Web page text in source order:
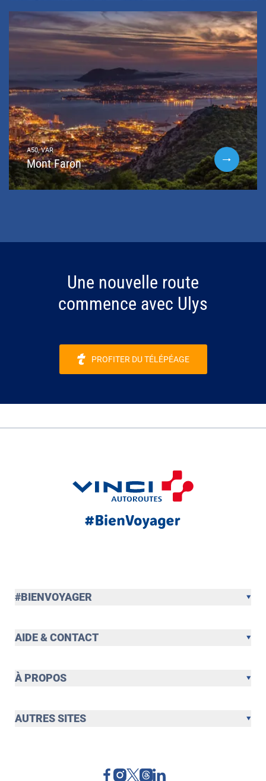
A50, VAR
Mont Faron
Une nouvelle route
commence avec Ulys
PROFITER DU TÉLÉPÉAGE
#BIENVOYAGER
AIDE & CONTACT
À PROPOS
AUTRES SITES